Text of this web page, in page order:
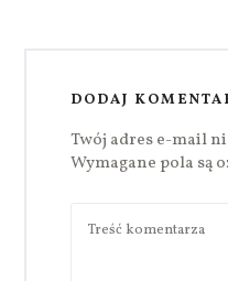
DODAJ
Twój adres e-mail
Wymagane pola są